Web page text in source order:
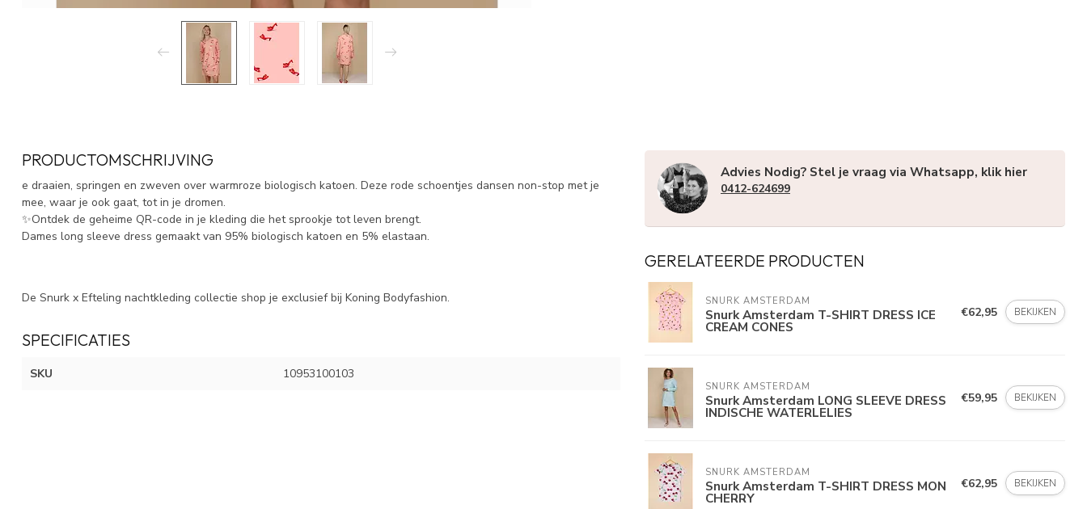
PRODUCTOMSCHRIJVING
e draaien, springen en zweven over warmroze biologisch katoen. Deze rode schoentjes dansen non-stop met je
mee, waar je ook gaat, tot in je dromen.
✨Ontdek de geheime QR-code in je kleding die het sprookje tot leven brengt.
Dames long sleeve dress gemaakt van 95% biologisch katoen en 5% elastaan.
De Snurk x Efteling nachtkleding collectie shop je exclusief bij Koning Bodyfashion.
SPECIFICATIES
SKU 10953100103
Advies Nodig? Stel je vraag via Whatsapp, klik hier
0412-624699
GERELATEERDE PRODUCTEN
SNURK AMSTERDAM
Snurk Amsterdam T-SHIRT DRESS ICE
CREAM CONES
€62,95 BEKIJKEN
SNURK AMSTERDAM
Snurk Amsterdam LONG SLEEVE DRESS
INDISCHE WATERLELIES
€59,95 BEKIJKEN
SNURK AMSTERDAM
Snurk Amsterdam T-SHIRT DRESS MON
CHERRY
€62,95 BEKIJKEN